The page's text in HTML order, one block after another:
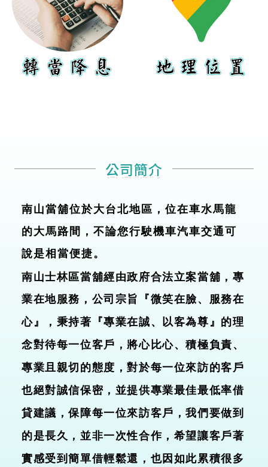
公司簡介
公司簡介
南山當舖位於大台北地區，位在車水馬龍
的大馬路間，不論您行駛機車汽車交通可
說是相當便捷。
南山士林區當舖經由政府合法立案當舖，專
業在地服務，公司宗旨『微笑在臉、服務在
心』，秉持著『專業在誠、以客為尊』的理
念對待每一位客戶，將心比心、積極負責、
專業且親切的態度，對於每一位來訪的客戶
也絕對誠信保密，並提供專業最佳最低率借
貸建議，保障每一位來訪客戶，我們要做到
的是長久，並非一次性合作，希望讓客戶著
實感受到簡單借輕鬆還，也因如此累積很多